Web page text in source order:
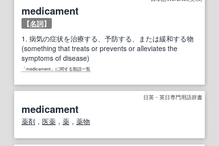
medicament
【名詞】
1. 病気の症状を治療する、予防する、または緩和する物
(something that treats or prevents or alleviates the
symptoms of disease)
「medicament」に関する類語一覧
日英・英日専門用語辞書
medicament
薬剤 ， 医薬 ， 薬 ， 薬物